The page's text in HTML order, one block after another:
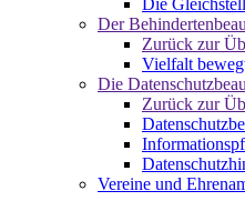
Der
Zurück zur
Vielfalt
Die
Zurück zur
Vereine und